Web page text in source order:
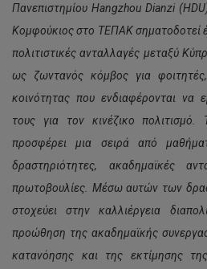
Πανεπιστημίου Hangzhou Dianzi(HDU
Κομφούκιος στο ΤΕΠΑΚ σηματοδοτεί
πολιτιστικές ανταλλαγές μεταξύ
ως ζωντανός κόμβος για
κοινότητας που ενδιαφέρονται να
τους για τον κινέζικο πολιτισμό.
προσφέρει μια σειρά από
δραστηριότητες, ακαδημαϊκές
πρωτοβουλίες. Μέσω αυτών των
στοχεύει στην καλλιέργεια
προώθηση της ακαδημαϊκής
κατανόησης και της εκτίμησης